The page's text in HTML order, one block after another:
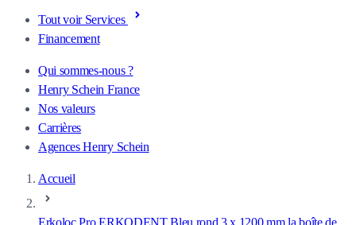
Tout voir Services
Financement
Qui sommes-nous ?
Henry Schein France
Nos valeurs
Carrières
Agences Henry Schein
Accueil
Erkoloc Pro ERKODENT Bleu rond 3 x 1200 mm la boîte de